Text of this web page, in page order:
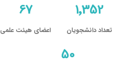
1٬352
تعداد دانشجویان
67
اعضای هیئت علمی
50